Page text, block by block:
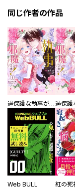
同じ作者の作品
過保護な執事が私の婚活を邪魔してきます！ 分冊版
Web BULL